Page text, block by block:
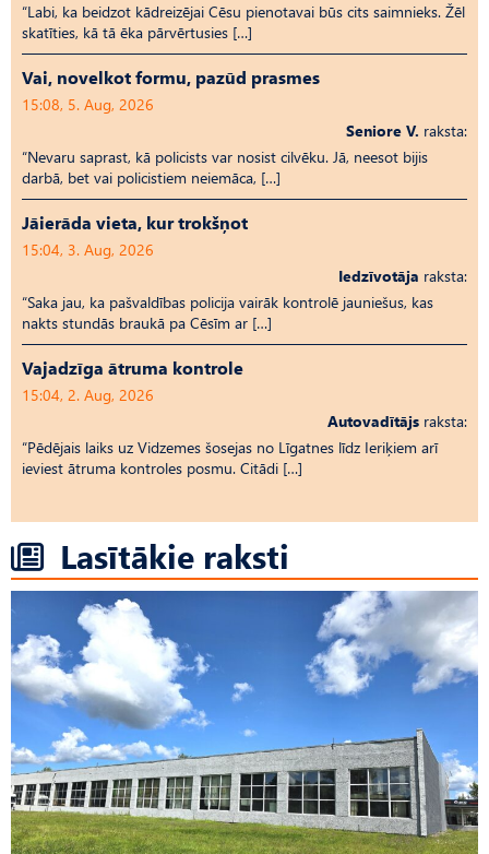
“Labi, ka beidzot kādreizējai Cēsu pienotavai būs cits saimnieks. Žēl
skatīties, kā tā ēka pārvērtusies […]
Vai, novelkot formu, pazūd prasmes
15:08, 5. Aug, 2026
Seniore V. raksta:
“Nevaru saprast, kā policists var nosist cilvēku. Jā, neesot bijis
darbā, bet vai policistiem neiemāca, […]
Jāierāda vieta, kur trokšņot
15:04, 3. Aug, 2026
Iedzīvotāja raksta:
“Saka jau, ka pašvaldības policija vairāk kontrolē jauniešus, kas
nakts stundās braukā pa Cēsīm ar […]
Vajadzīga ātruma kontrole
15:04, 2. Aug, 2026
Autovadītājs raksta:
“Pēdējais laiks uz Vid­ze­mes šosejas no Līgatnes līdz Ieriķiem arī
ieviest ātruma kontroles posmu. Citādi […]
Lasītākie raksti